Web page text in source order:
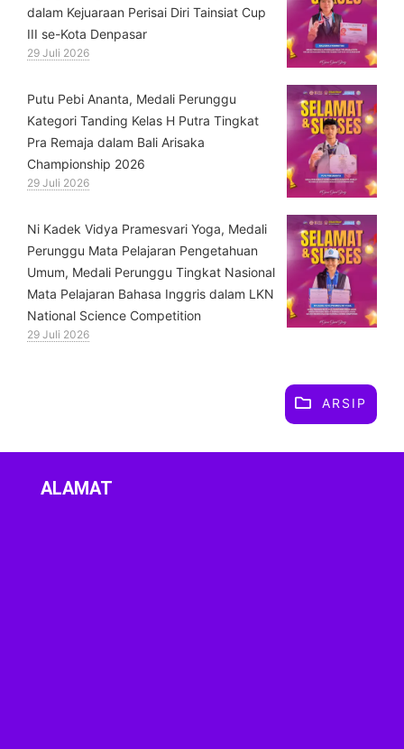
dalam Kejuaraan Perisai Diri Tainsiat Cup
III se-Kota Denpasar
29 Juli 2026
Putu Pebi Ananta, Medali Perunggu
Kategori Tanding Kelas H Putra Tingkat
Pra Remaja dalam Bali Arisaka
Championship 2026
29 Juli 2026
⁠Ni Kadek Vidya Pramesvari Yoga, Medali
Perunggu Mata Pelajaran Pengetahuan
Umum, Medali Perunggu Tingkat Nasional
Mata Pelajaran Bahasa Inggris dalam LKN
National Science Competition
29 Juli 2026
ARSIP
ALAMAT